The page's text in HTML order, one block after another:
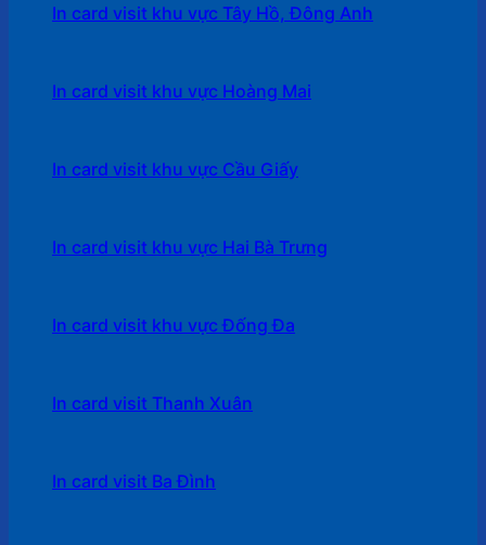
In card visit khu vực Tây Hồ, Đông Anh
In card visit khu vực Hoàng Mai
In card visit khu vực Cầu Giấy
In card visit khu vực Hai Bà Trưng
In card visit khu vực Đống Đa
In card visit Thanh Xuân
In card visit Ba Đình